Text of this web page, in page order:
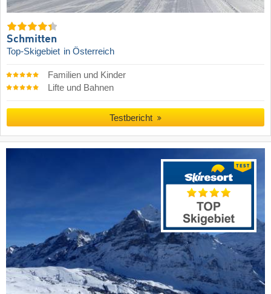
Schmitten
Top-Skigebiet in Österreich
Familien und Kinder
Lifte und Bahnen
Testbericht